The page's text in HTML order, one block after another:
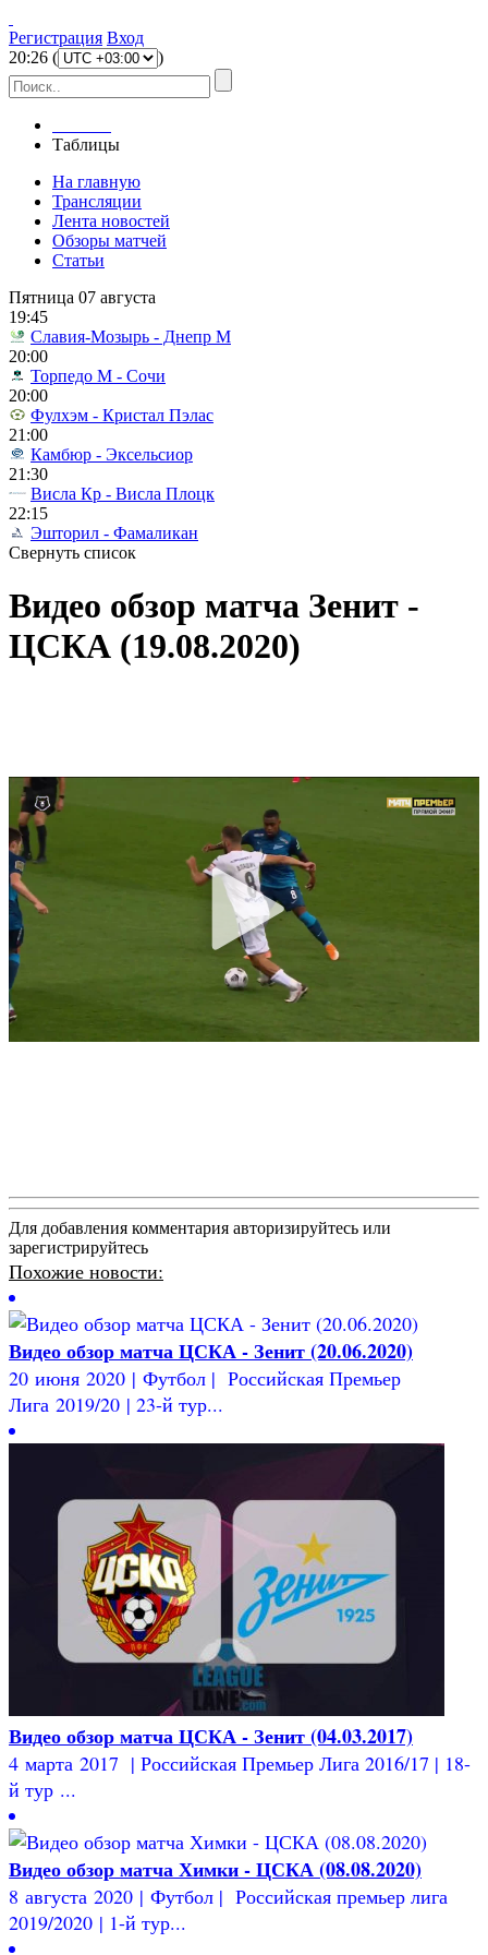
Регистрация Вход
20:26 ( )
Таблицы
На главную
Трансляции
Лента новостей
Обзоры матчей
Статьи
Пятница 07 августа
19:45
Славия-Мозырь - Днепр М
20:00
Торпедо М - Сочи
20:00
Фулхэм - Кристал Пэлас
21:00
Камбюр - Эксельсиор
21:30
Висла Кр - Висла Плоцк
22:15
Эшторил - Фамаликан
Свернуть список
Видео обзор матча Зенит -
ЦСКА (19.08.2020)
Для добавления комментария авторизируйтесь или
зарегистрируйтесь
Похожие новости:
Видео обзор матча ЦСКА - Зенит (20.06.2020)
20 июня 2020 | Футбол | Российская Премьер
Лига 2019/20 | 23-й тур...
Видео обзор матча ЦСКА - Зенит (04.03.2017)
4 марта 2017 | Российская Премьер Лига 2016/17 | 18-
й тур ...
Видео обзор матча Химки - ЦСКА (08.08.2020)
8 августа 2020 | Футбол | Российская премьер лига
2019/2020 | 1-й тур...